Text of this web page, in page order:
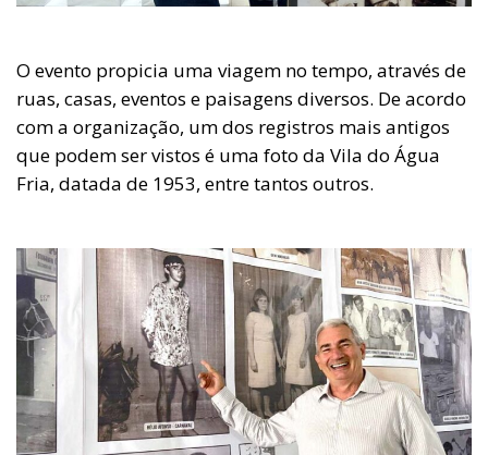
O evento propicia uma viagem no tempo, através de
ruas, casas, eventos e paisagens diversos. De acordo
com a organização, um dos registros mais antigos
que podem ser vistos é uma foto da Vila do Água
Fria, datada de 1953, entre tantos outros.